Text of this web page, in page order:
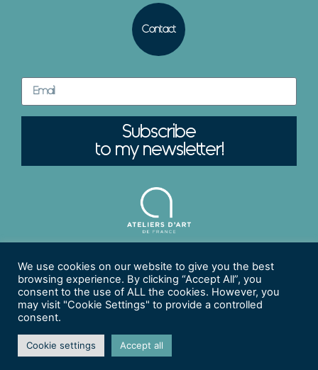
Contact
Subscribe
to my newsletter!
Legal Notices | Privacy Policy Manage Your Subscription
© 2026 Christine DEBONNAIRE - Tous Droits Réservés.
DesignStudio RUBICOM | © Photo Credits
Débonnaire Photographe
We use cookies on our website to give you the best
browsing experience. By clicking “Accept All”, you
consent to the use of ALL the cookies. However, you
may visit "Cookie Settings" to provide a controlled
consent.
Cookie settings Accept all